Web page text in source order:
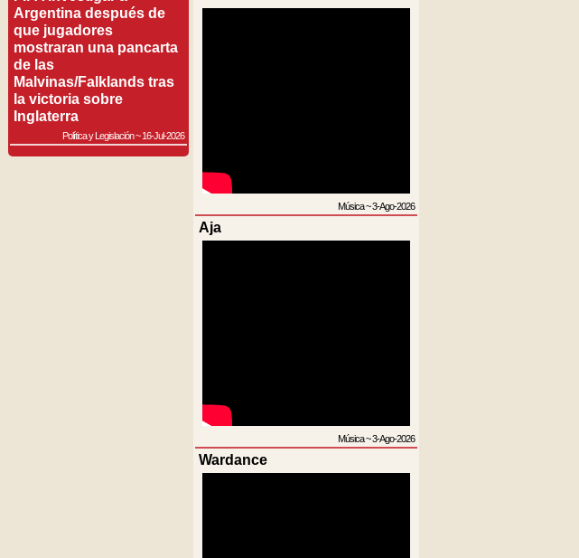
Argentina después de
que jugadores
mostraran una pancarta
de las
Malvinas/Falklands tras
la victoria sobre
Inglaterra
Política y Legislación~16-Jul-2026
Música~3-Ago-2026
Aja
Música~3-Ago-2026
Wardance